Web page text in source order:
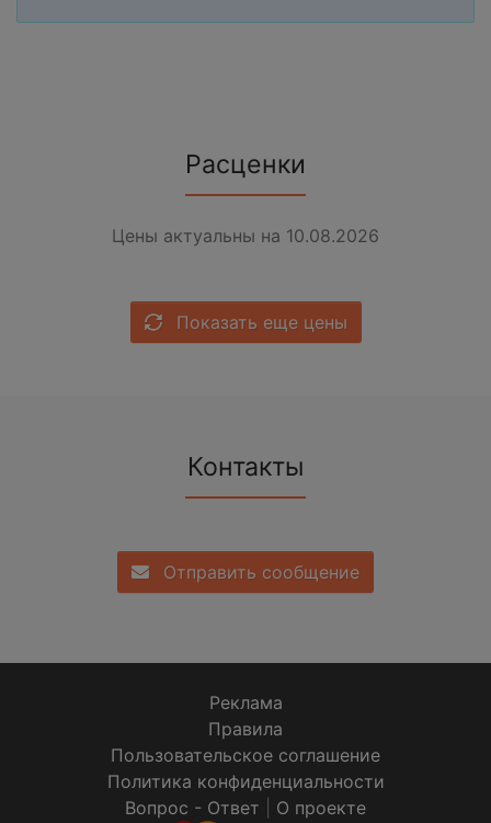
Расценки
Цены актуальны на 10.08.2026
Показать еще цены
Контакты
Отправить сообщение
Реклама
Правила
Пользовательское соглашение
Политика конфиденциальности
Вопрос - Ответ
О проекте